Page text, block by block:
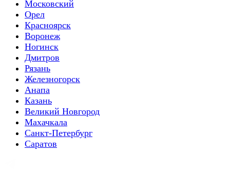
Московский
Орел
Красноярск
Воронеж
Ногинск
Дмитров
Рязань
Железногорск
Анапа
Казань
Великий Новгород
Махачкала
Санкт-Петербург
Саратов